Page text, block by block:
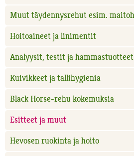
Muut täydennysrehut esim.
Hoitoaineet ja linimentit
Analyysit, testit ja hammastuotteet
Kuivikkeet ja tallihygienia
Black Horse-rehu kokemuksia
Esitteet ja muut
Hevosen ruokinta ja hoito